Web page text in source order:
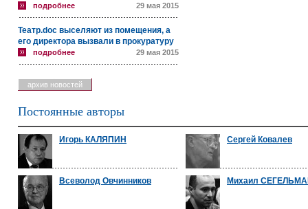
подробнее 29 мая 2015
Театр.doc выселяют из помещения, а
его директора вызвали в прокуратуру
подробнее 29 мая 2015
архив новостей
Постоянные авторы
Игорь КАЛЯПИН Сергей Ковалев
Всеволод Овчинников Михаил